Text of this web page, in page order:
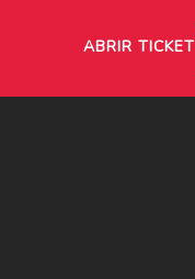
ABRIR TICKET